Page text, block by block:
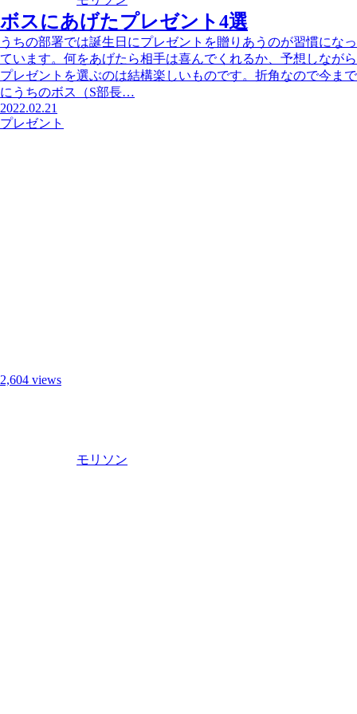
ボスにあげたプレゼント4選
うちの部署では誕生日にプレゼントを贈りあうのが習慣になっ
ています。何をあげたら相手は喜んでくれるか、予想しながら
プレゼントを選ぶのは結構楽しいものです。折角なので今まで
にうちのボス（S部長…
2022.02.21
プレゼント
2,604 views
モリソン